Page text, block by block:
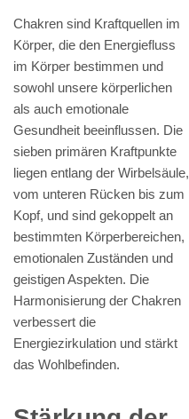
Chakren sind Kraftquellen im
Körper, die den Energiefluss
im Körper bestimmen und
sowohl unsere körperlichen
als auch emotionale
Gesundheit beeinflussen. Die
sieben primären Kraftpunkte
liegen entlang der Wirbelsäule,
vom unteren Rücken bis zum
Kopf, und sind gekoppelt an
bestimmten Körperbereichen,
emotionalen Zuständen und
geistigen Aspekten. Die
Harmonisierung der Chakren
verbessert die
Energiezirkulation und stärkt
das Wohlbefinden.